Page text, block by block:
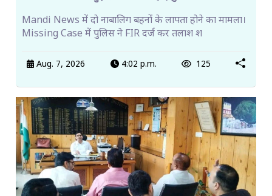
Mandi News में दो नाबालिग बहनों के लापता होने का मामला।
Missing Case में पुलिस ने FIR दर्ज कर तलाश श
Aug. 7, 2026 4:02 p.m. 125